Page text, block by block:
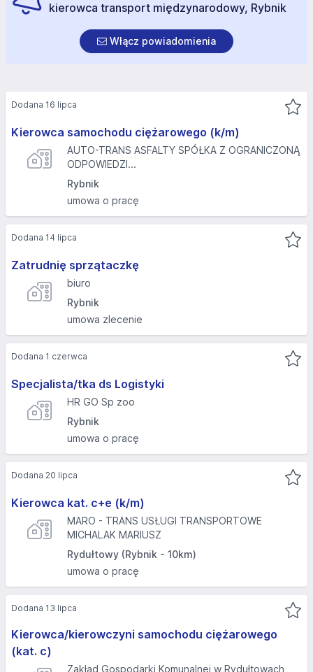
kierowca transport międzynarodowy, Rybnik
Włącz powiadomienia
Kierowca samochodu ciężarowego (k/m)
AUTO-TRANS ASFALTY SPÓŁKA Z OGRANICZONĄ
ODPOWIEDZI...
Rybnik
umowa o pracę
Dodana 16 lipca
Zatrudnię sprzątaczkę
biuro
Rybnik
umowa zlecenie
Dodana 14 lipca
Specjalista/tka ds Logistyki
HR GO Sp zoo
Rybnik
umowa o pracę
Dodana 1 czerwca
Kierowca kat. c+e (k/m)
MARO - TRANS USŁUGI TRANSPORTOWE
MICHALAK MARIUSZ
Rydułtowy (Rybnik - 10km)
umowa o pracę
Dodana 20 lipca
Kierowca/kierowczyni samochodu ciężarowego
(kat. c)
Zakład Gospodarki Komunalnej w Rydułtowach
Dodana 13 lipca